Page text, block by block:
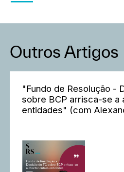
Outros Artigos
"Fundo de Resolução -
sobre BCP arrisca-se a
entidades" (com